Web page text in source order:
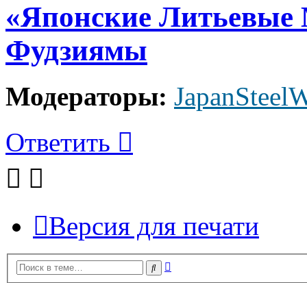
«Японские
Фудзиямы
Модераторы:
Ответить
Версия для печати
Поиск